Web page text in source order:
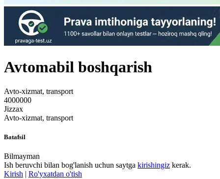
Avtomabil boshqarish
Avto-xizmat, transport
4000000
Jizzax
Avto-xizmat, transport
Batafsil
Bilmayman
Ish beruvchi bilan bog'lanish uchun saytga kirishingiz kerak.
Kirish | Ro'yxatdan o'tish